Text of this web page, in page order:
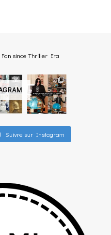
Fan since Thriller Era
Suivre sur Instagram